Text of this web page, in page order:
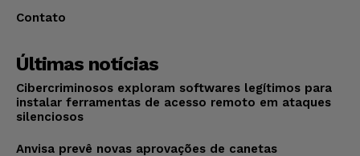
Contato
Últimas notícias
Cibercriminosos exploram softwares legítimos para
instalar ferramentas de acesso remoto em ataques
silenciosos
Anvisa prevê novas aprovações de canetas